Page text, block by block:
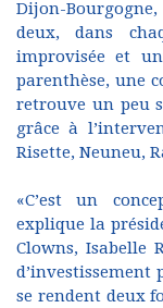
Dijon-
deux, dans
improvisée et
parenthèse, une
retrouve un peu
grâce à
Risette, Neuneu,
«C’est un
explique la
Clowns, Isabelle
d’investissement
se rendent deux